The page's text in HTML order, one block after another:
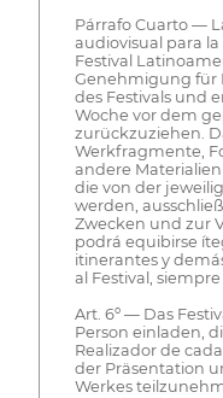
Párrafo Cuarto —
audiovisual para
Festival
Genehmigung für
des Festivals und
Woche vor dem
zurückzuziehen.
Werkfragmente,
andere
die von der
werden,
Zwecken und zur
podrá equibirse
itinerantes y
al Festival,
Art. 6º — Das
Person einladen,
Realizador de
der Präsentation
Werkes